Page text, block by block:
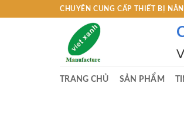
CHUYÊN CUNG CẤP THIẾT BỊ
TRANG CHỦ SẢN PHẨM